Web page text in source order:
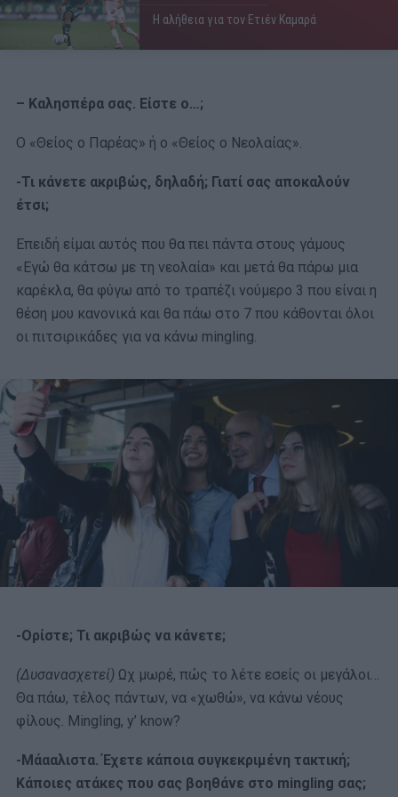
Η αλήθεια για τον Ετιέν Καμαρά
– Καλησπέρα σας. Είστε ο…;
Ο «Θείος ο Παρέας» ή ο «Θείος ο Νεολαίας».
-Τι κάνετε ακριβώς, δηλαδή; Γιατί σας αποκαλούν
έτσι;
Επειδή είμαι αυτός που θα πει πάντα στους γάμους
«Εγώ θα κάτσω με τη νεολαία» και μετά θα πάρω μια
καρέκλα, θα φύγω από το τραπέζι νούμερο 3 που είναι η
θέση μου κανονικά και θα πάω στο 7 που κάθονται όλοι
οι πιτσιρικάδες για να κάνω mingling.
-Ορίστε; Τι ακριβώς να κάνετε;
(Δυσανασχετεί) Ωχ μωρέ, πώς το λέτε εσείς οι μεγάλοι…
Θα πάω, τέλος πάντων, να «χωθώ», να κάνω νέους
φίλους. Mingling, y’ know?
-Μάααλιστα. Έχετε κάποια συγκεκριμένη τακτική;
Κάποιες ατάκες που σας βοηθάνε στο mingling σας;